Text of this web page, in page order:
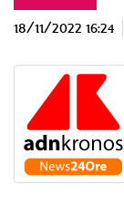
18/11/2022 16:24